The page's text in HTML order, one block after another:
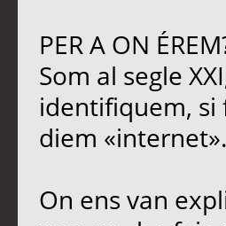
PER A ON
Som al segle
identifiquem, si
diem «internet».
On ens van